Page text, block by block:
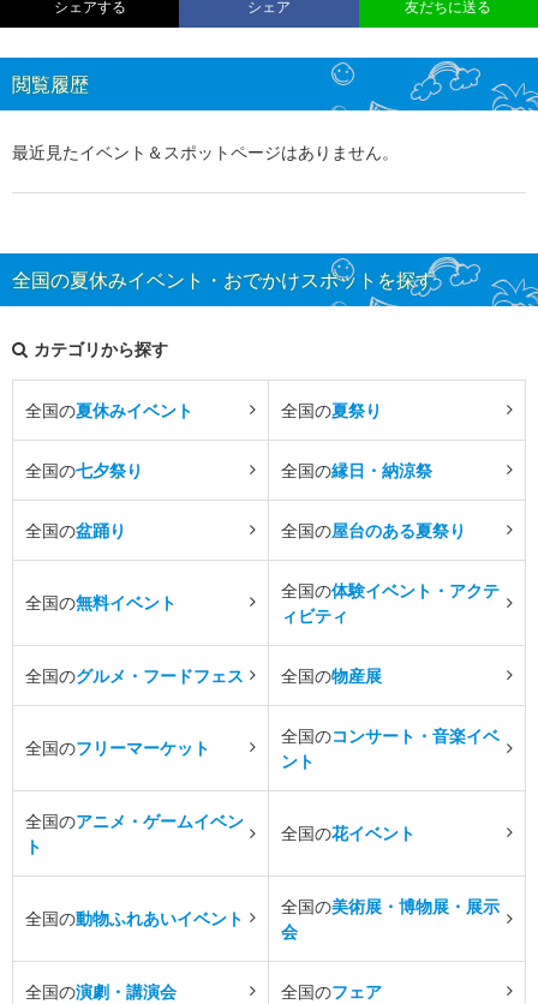
シェアする シェア 友だちに送る
閲覧履歴
最近見たイベント＆スポットページはありません。
全国の夏休みイベント・おでかけスポットを探す
カテゴリから探す
全国の夏休みイベント 全国の夏祭り
全国の七夕祭り 全国の縁日・納涼祭
全国の盆踊り 全国の屋台のある夏祭り
全国の無料イベント
全国の体験イベント・アクテ
ィビティ
全国のグルメ・フードフェス 全国の物産展
全国のフリーマーケット
全国のコンサート・音楽イベ
ント
全国のアニメ・ゲームイベン
ト
全国の花イベント
全国の動物ふれあいイベント
全国の美術展・博物展・展示
会
全国の演劇・講演会 全国のフェア